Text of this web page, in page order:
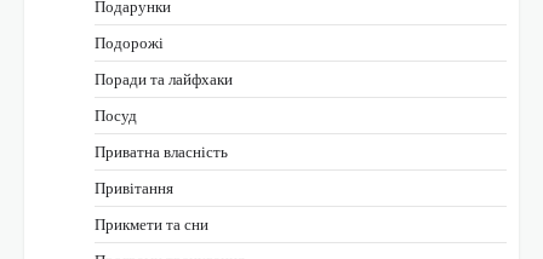
Подарунки
Подорожі
Поради та лайфхаки
Посуд
Приватна власність
Привітання
Прикмети та сни